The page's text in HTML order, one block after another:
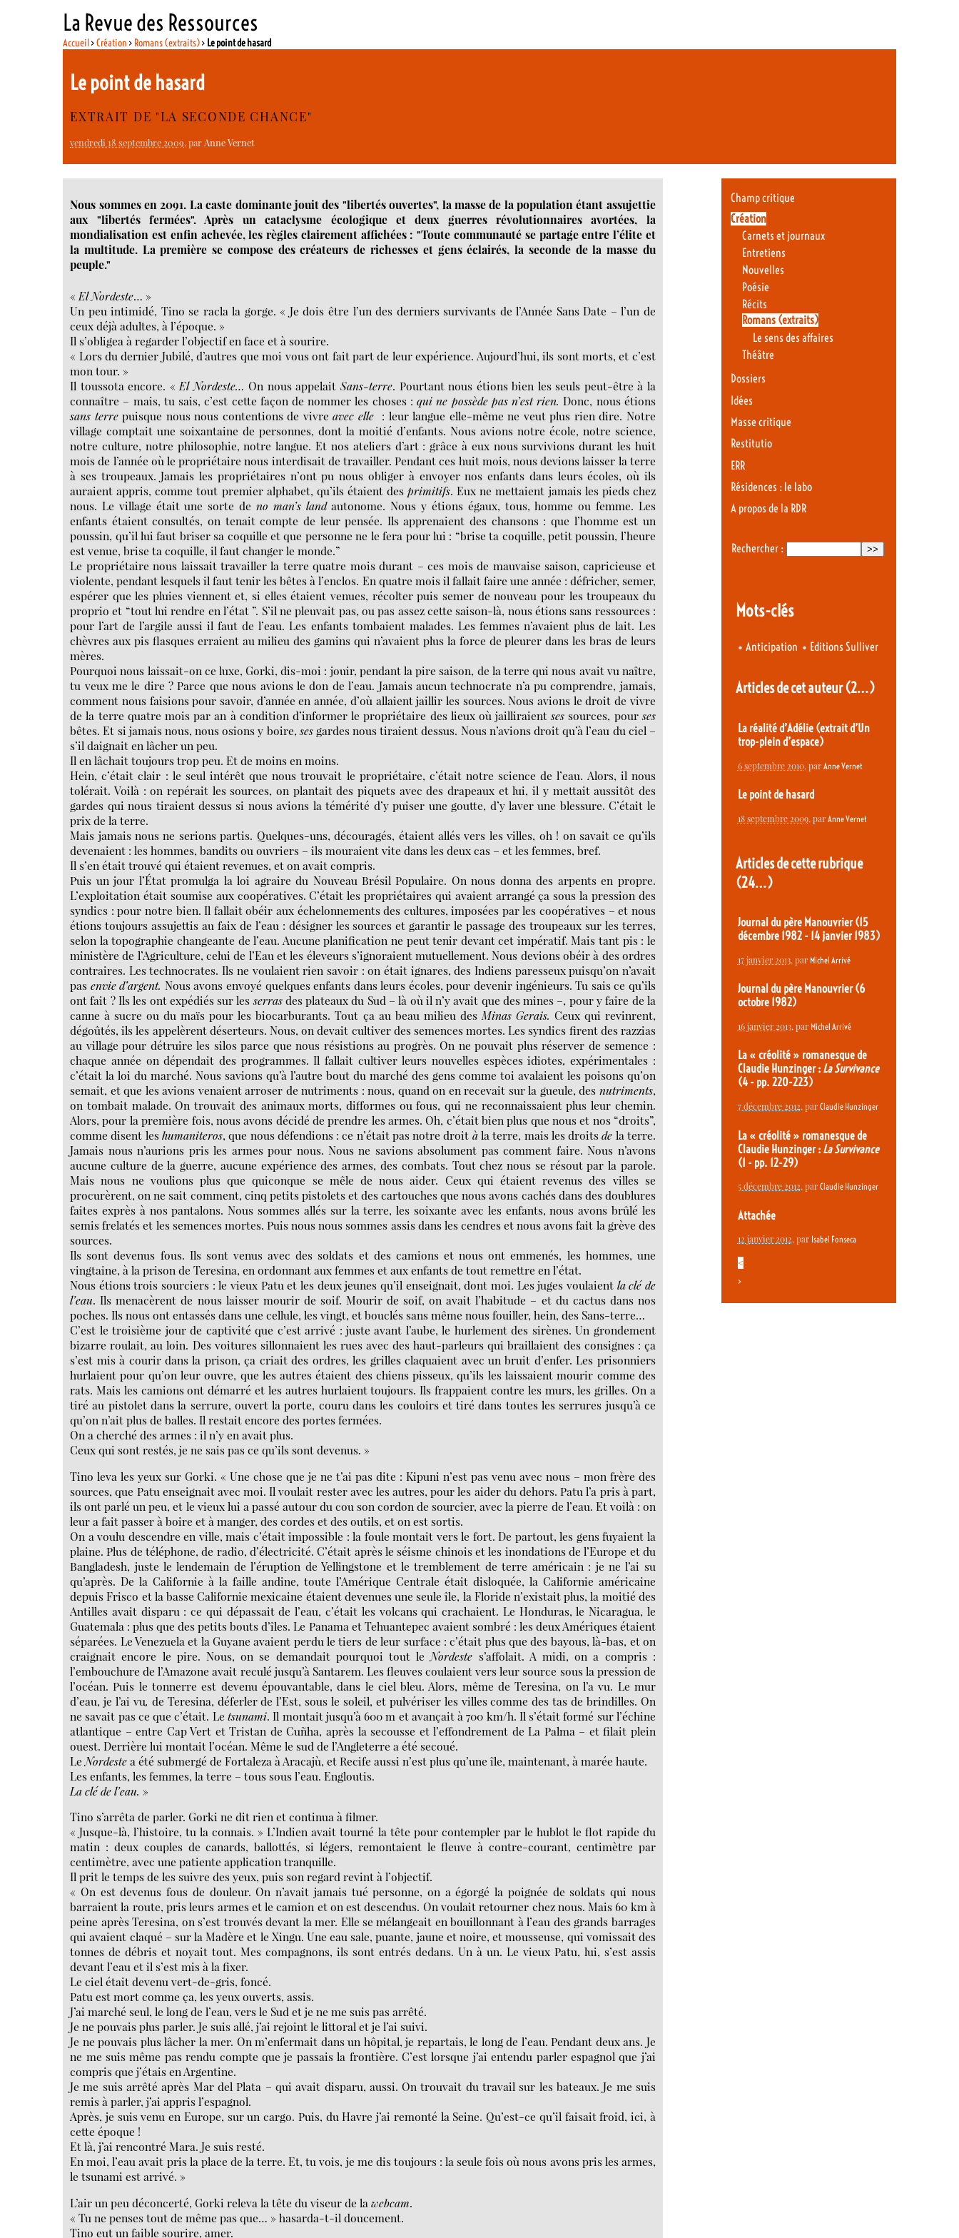
La Revue des Ressources
Accueil>Création > Romans (extraits)> Le point de hasard
Le point de hasard
EXTRAIT DE "LA SECONDE CHANCE"
vendredi 18 septembre 2009, parAnne Vernet
Nous sommes en 2091. La caste dominante jouit des "libertés ouvertes", la masse de la population étant assujettie
aux "libertés fermées". Après un cataclysme écologique et deux guerres révolutionnaires avortées, la
mondialisation est enfin achevée, les règles clairement affichées : "Toute communauté se partage entre l’élite et
la multitude. La première se compose des créateurs de richesses et gens éclairés, la seconde de la masse du
peuple."
« El Nordeste… »
Un peu intimidé, Tino se racla la gorge. « Je dois être l’un des derniers survivants de l’Année Sans Date – l’un de
ceux déjà adultes, à l’époque. »
Il s’obligea à regarder l’objectif en face et à sourire.
« Lors du dernier Jubilé, d’autres que moi vous ont fait part de leur expérience. Aujourd’hui, ils sont morts, et c’est
mon tour. »
Il toussota encore. « El Nordeste… On nous appelaitSans-terre. Pourtant nous étions bien les seuls peut-être à la
connaître – mais, tu sais, c’est cette façon de nommer les choses :qui ne possède pas n’est rien.Donc, nous étions
sans terrepuisque nous nous contentions de vivreavec elle : leur langue elle-même ne veut plus rien dire. Notre
village comptait une soixantaine de personnes, dont la moitié d’enfants. Nous avions notre école, notre science,
notre culture, notre philosophie, notre langue. Et nos ateliers d’art : grâce à eux nous survivions durant les huit
mois de l’année où le propriétaire nous interdisait de travailler. Pendant ces huit mois, nous devions laisser la terre
à ses troupeaux. Jamais les propriétaires n’ont pu nous obliger à envoyer nos enfants dans leurs écoles, où ils
auraient appris, comme tout premier alphabet, qu’ils étaient desprimitifs. Eux ne mettaient jamais les pieds chez
nous. Le village était une sorte de no man’s landautonome. Nous y étions égaux, tous, homme ou femme. Les
enfants étaient consultés, on tenait compte de leur pensée. Ils apprenaient des chansons : que l’homme est un
poussin, qu’il lui faut briser sa coquille et que personne ne le fera pour lui : “brise ta coquille, petit poussin, l’heure
est venue, brise ta coquille, il faut changer le monde.”
Le propriétaire nous laissait travailler la terre quatre mois durant – ces mois de mauvaise saison, capricieuse et
violente, pendant lesquels il faut tenir les bêtes à l’enclos. En quatre mois il fallait faire une année : défricher, semer,
espérer que les pluies viennent et, si elles étaient venues, récolter puis semer de nouveau pour les troupeaux du
proprio et “tout lui rendre en l’état ”. S’il ne pleuvait pas, ou pas assez cette saison-là, nous étions sans ressources :
pour l’art de l’argile aussi il faut de l’eau. Les enfants tombaient malades. Les femmes n’avaient plus de lait. Les
chèvres aux pis flasques erraient au milieu des gamins qui n’avaient plus la force de pleurer dans les bras de leurs
mères.
Pourquoi nous laissait-on ce luxe, Gorki, dis-moi : jouir, pendant la pire saison, de la terre qui nous avait vu naître,
tu veux me le dire ? Parce que nous avions le don de l’eau. Jamais aucun technocrate n’a pu comprendre, jamais,
comment nous faisions pour savoir, d’année en année, d’où allaient jaillir les sources. Nous avions le droit de vivre
de la terre quatre mois par an à condition d’informer le propriétaire des lieux où jailliraientses sources, pourses
bêtes. Et si jamais nous, nous osions y boire,sesgardes nous tiraient dessus. Nous n’avions droit qu’à l’eau du ciel –
s’il daignait en lâcher un peu.
Il en lâchait toujours trop peu. Et de moins en moins.
Hein, c’était clair : le seul intérêt que nous trouvait le propriétaire, c’était notre science de l’eau. Alors, il nous
tolérait. Voilà : on repérait les sources, on plantait des piquets avec des drapeaux et lui, il y mettait aussitôt des
gardes qui nous tiraient dessus si nous avions la témérité d’y puiser une goutte, d’y laver une blessure. C’était le
prix de la terre.
Mais jamais nous ne serions partis. Quelques-uns, découragés, étaient allés vers les villes, oh ! on savait ce qu’ils
devenaient : les hommes, bandits ou ouvriers – ils mouraient vite dans les deux cas – et les femmes, bref.
Il s’en était trouvé qui étaient revenues, et on avait compris.
Puis un jour l’État promulga la loi agraire du Nouveau Brésil Populaire. On nous donna des arpents en propre.
L’exploitation était soumise aux coopératives. C’était les propriétaires qui avaient arrangé ça sous la pression des
syndics : pour notre bien. Il fallait obéir aux échelonnements des cultures, imposées par les coopératives – et nous
étions toujours assujettis au faix de l’eau : désigner les sources et garantir le passage des troupeaux sur les terres,
selon la topographie changeante de l’eau. Aucune planification ne peut tenir devant cet impératif. Mais tant pis : le
ministère de l’Agriculture, celui de l’Eau et les éleveurs s’ignoraient mutuellement. Nous devions obéir à des ordres
contraires. Les technocrates. Ils ne voulaient rien savoir : on était ignares, des Indiens paresseux puisqu’on n’avait
pas envie d’argent. Nous avons envoyé quelques enfants dans leurs écoles, pour devenir ingénieurs. Tu sais ce qu’ils
ont fait ? Ils les ont expédiés sur lesserrasdes plateaux du Sud – là où il n’y avait que des mines –, pour y faire de la
canne à sucre ou du maïs pour les biocarburants. Tout ça au beau milieu des Minas Gerais. Ceux qui revinrent,
dégoûtés, ils les appelèrent déserteurs. Nous, on devait cultiver des semences mortes. Les syndics firent des razzias
au village pour détruire les silos parce que nous résistions au progrès. On ne pouvait plus réserver de semence :
chaque année on dépendait des programmes. Il fallait cultiver leurs nouvelles espèces idiotes,expérimentales :
c’était la loi du marché. Nous savions qu’à l’autre bout du marché des gens comme toi avalaient les poisons qu’on
semait, et que les avions venaient arroser de nutriments : nous, quand on en recevait sur la gueule, des nutriments,
on tombait malade. On trouvait des animaux morts, difformes ou fous, qui ne reconnaissaient plus leur chemin.
Alors, pour la première fois, nous avons décidé de prendre les armes. Oh, c’était bien plus que nous et nos “droits”,
comme disent leshumaniteros, que nous défendions : ce n’était pas notre droit àla terre, mais les droitsde la terre.
Jamais nous n’aurions pris les armes pour nous. Nous ne savions absolument pas comment faire. Nous n’avons
aucune culture de la guerre, aucune expérience des armes, des combats. Tout chez nous se résout par la parole.
Mais nous ne voulions plus que quiconque se mêle de nous aider. Ceux qui étaient revenus des villes se
procurèrent, on ne sait comment, cinq petits pistolets et des cartouches que nous avons cachés dans des doublures
faites exprès à nos pantalons. Nous sommes allés sur la terre, les soixante avec les enfants, nous avons brûlé les
semis frelatés et les semences mortes. Puis nous nous sommes assis dans les cendres et nous avons fait la grève des
sources.
Ils sont devenus fous. Ils sont venus avec des soldats et des camions et nous ont emmenés, les hommes, une
vingtaine, à la prison de Teresina, en ordonnant aux femmes et aux enfants de tout remettre en l’état.
Nous étions trois sourciers : le vieux Patu et les deux jeunes qu’il enseignait, dont moi. Les juges voulaient la clé de
l’eau. Ils menacèrent de nous laisser mourir de soif. Mourir de soif, on avait l’habitude – et du cactus dans nos
poches. Ils nous ont entassés dans une cellule, les vingt, et bouclés sans même nous fouiller, hein, des Sans-terre…
C’est le troisième jour de captivité que c’est arrivé : juste avant l’aube, le hurlement des sirènes. Un grondement
bizarre roulait, au loin. Des voitures sillonnaient les rues avec des haut-parleurs qui braillaient des consignes : ça
s’est mis à courir dans la prison, ça criait des ordres, les grilles claquaient avec un bruit d’enfer. Les prisonniers
hurlaient pour qu’on leur ouvre, que les autres étaient des chiens pisseux, qu’ils les laissaient mourir comme des
rats. Mais les camions ont démarré et les autres hurlaient toujours. Ils frappaient contre les murs, les grilles. On a
tiré au pistolet dans la serrure, ouvert la porte, couru dans les couloirs et tiré dans toutes les serrures jusqu’à ce
qu’on n’ait plus de balles. Il restait encore des portes fermées.
On a cherché des armes : il n’y en avait plus.
Ceux qui sont restés, je ne sais pas ce qu’ils sont devenus. »
Tino leva les yeux sur Gorki. « Une chose que je ne t’ai pas dite : Kipuni n’est pas venu avec nous – mon frère des
sources, que Patu enseignait avec moi. Il voulait rester avec les autres, pour les aider du dehors. Patu l’a pris à part,
ils ont parlé un peu, et le vieux lui a passé autour du cou son cordon de sourcier, avec la pierre de l’eau. Et voilà : on
leur a fait passer à boire et à manger, des cordes et des outils, et on est sortis.
On a voulu descendre en ville, mais c’était impossible : la foule montait vers le fort. De partout, les gens fuyaient la
plaine. Plus de téléphone, de radio, d’électricité. C’était après le séisme chinois et les inondations de l’Europe et du
Bangladesh, juste le lendemain de l’éruption de Yellingstone et le tremblement de terre américain : je ne l’ai su
qu’après. De la Californie à la faille andine, toute l’Amérique Centrale était disloquée, la Californie américaine
depuis Frisco et la basse Californie mexicaine étaient devenues une seule île, la Floride n’existait plus, la moitié des
Antilles avait disparu : ce qui dépassait de l’eau, c’était les volcans qui crachaient. Le Honduras, le Nicaragua, le
Guatemala : plus que des petits bouts d’îles. Le Panama et Tehuantepec avaient sombré : les deux Amériques étaient
séparées. Le Venezuela et la Guyane avaient perdu le tiers de leur surface : c’était plus que des bayous, là-bas, et on
craignait encore le pire. Nous, on se demandait pourquoi tout le Nordeste s’affolait. A midi, on a compris :
l’embouchure de l’Amazone avait reculé jusqu’à Santarem. Les fleuves coulaient vers leur source sous la pression de
l’océan. Puis le tonnerre est devenu épouvantable, dans le ciel bleu. Alors, même de Teresina, on l’a vu. Le mur
d’eau, je l’ai vu, de Teresina, déferler de l’Est, sous le soleil, et pulvériser les villes comme des tas de brindilles. On
ne savait pas ce que c’était. Le tsunami. Il montait jusqu’à 600 m et avançait à 700 km/h. Il s’était formé sur l’échine
atlantique – entre Cap Vert et Tristan de Cuñha, après la secousse et l’effondrement de La Palma – et filait plein
ouest. Derrière lui montait l’océan. Même le sud de l’Angleterre a été secoué.
Le Nordestea été submergé de Fortaleza à Aracajù, et Recife aussi n’est plus qu’une île, maintenant, à marée haute.
Les enfants, les femmes, la terre – tous sous l’eau. Engloutis.
La clé de l’eau. »
Tino s’arrêta de parler. Gorki ne dit rien et continua à filmer.
« Jusque-là, l’histoire, tu la connais. » L’Indien avait tourné la tête pour contempler par le hublot le flot rapide du
matin : deux couples de canards, ballottés, si légers, remontaient le fleuve à contre-courant, centimètre par
centimètre, avec une patiente application tranquille.
Il prit le temps de les suivre des yeux, puis son regard revint à l’objectif.
« On est devenus fous de douleur. On n’avait jamais tué personne, on a égorgé la poignée de soldats qui nous
barraient la route, pris leurs armes et le camion et on est descendus. On voulait retourner chez nous. Mais 60 km à
peine après Teresina, on s’est trouvés devant la mer. Elle se mélangeait en bouillonnant à l’eau des grands barrages
qui avaient claqué – sur la Madère et le Xingu. Une eau sale, puante, jaune et noire, et mousseuse, qui vomissait des
tonnes de débris et noyait tout. Mes compagnons, ils sont entrés dedans. Un à un. Le vieux Patu, lui, s’est assis
devant l’eau et il s’est mis à la fixer.
Le ciel était devenu vert-de-gris, foncé.
Patu est mort comme ça, les yeux ouverts, assis.
J’ai marché seul, le long de l’eau, vers le Sud et je ne me suis pas arrêté.
Je ne pouvais plus parler. Je suis allé, j’ai rejoint le littoral et je l’ai suivi.
Je ne pouvais plus lâcher la mer. On m’enfermait dans un hôpital, je repartais, le long de l’eau. Pendant deux ans. Je
ne me suis même pas rendu compte que je passais la frontière. C’est lorsque j’ai entendu parler espagnol que j’ai
compris que j’étais en Argentine.
Je me suis arrêté après Mar del Plata – qui avait disparu, aussi. On trouvait du travail sur les bateaux. Je me suis
remis à parler, j’ai appris l’espagnol.
Après, je suis venu en Europe, sur un cargo. Puis, du Havre j’ai remonté la Seine. Qu’est-ce qu’il faisait froid, ici, à
cette époque !
Et là, j’ai rencontré Mara. Je suis resté.
En moi, l’eau avait pris la place de la terre. Et, tu vois, je me dis toujours : la seule fois où nous avons pris les armes,
le tsunami est arrivé. »
L’air un peu déconcerté, Gorki releva la tête du viseur de lawebcam.
« Tu ne penses tout de même pas que… » hasarda-t-il doucement.
Tino eut un faible sourire, amer.
Champ critique
Création
Carnets et journaux
Entretiens
Nouvelles
Poésie
Récits
Romans (extraits)
Le sens des affaires
Théâtre
Dossiers
Idées
Masse critique
Restitutio
ERR
Résidences : le labo
A propos de la RDR
Rechercher :
Mots-clés
• Anticipation • Editions Sulliver
Articles de cet auteur(2…)
La réalité d’Adélie (extrait d’Un
trop-plein d’espace)
6 septembre 2010, par Anne Vernet
Le point de hasard
18 septembre 2009, par Anne Vernet
Articles de cette rubrique
(24…)
Journal du père Manouvrier (15
décembre 1982 - 14 janvier 1983)
17 janvier 2013, par Michel Arrivé
Journal du père Manouvrier (6
octobre 1982)
16 janvier 2013, par Michel Arrivé
La « créolité » romanesque de
Claudie Hunzinger : La Survivance
(4 - pp. 220-223)
7 décembre 2012, par Claudie Hunzinger
La « créolité » romanesque de
Claudie Hunzinger : La Survivance
(1 - pp. 12-29)
5 décembre 2012, par Claudie Hunzinger
Attachée
12 janvier 2012, par Isabel Fonseca
<
>